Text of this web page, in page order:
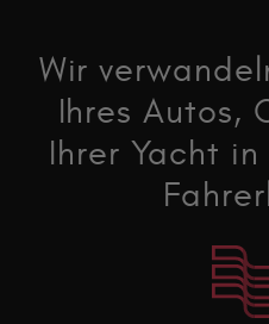
Wir
Ihres Autos,
Ihrer Yacht